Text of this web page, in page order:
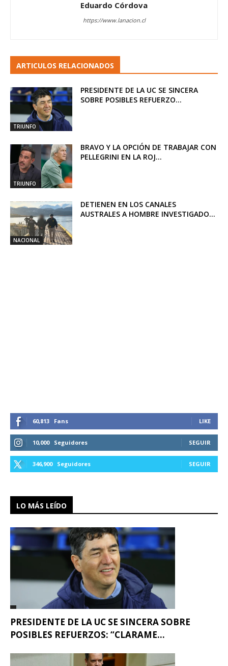
Eduardo Córdova
https://www.lanacion.cl
ARTICULOS RELACIONADOS
TRIUNFO
PRESIDENTE DE LA UC SE SINCERA
SOBRE POSIBLES REFUERZO...
TRIUNFO
BRAVO Y LA OPCIÓN DE TRABAJAR CON
PELLEGRINI EN LA ROJ...
NACIONAL
DETIENEN EN LOS CANALES
AUSTRALES A HOMBRE INVESTIGADO...
60,813 Fans LIKE
10,000 Seguidores SEGUIR
346,900 Seguidores SEGUIR
LO MÁS LEÍDO
PRESIDENTE DE LA UC SE SINCERA SOBRE
POSIBLES REFUERZOS: “CLARAME...